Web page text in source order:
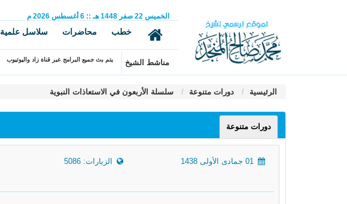
الخميس 22 صفر 1448 هـ ::
6 أغسطس 2026 م
خطب محاضرات سلاسل علمية
مناشط الشيخ يتم بث جميع البرامج عبر قناة زاد واليوتيوب
الرئيسية دورات متنوعة سلسلة الأربعون في الاستعاذات النبوية
دورات متنوعة
الزيارات: 5086